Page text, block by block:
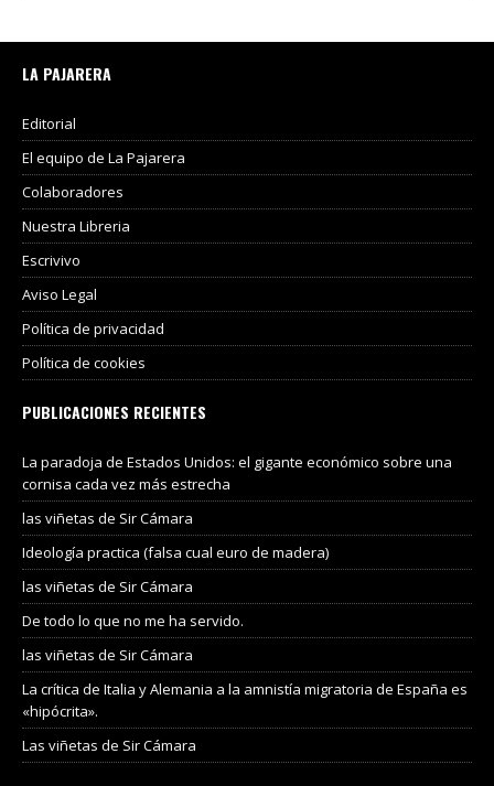
LA PAJARERA
Editorial
El equipo de La Pajarera
Colaboradores
Nuestra Libreria
Escrivivo
Aviso Legal
Política de privacidad
Política de cookies
PUBLICACIONES RECIENTES
La paradoja de Estados Unidos: el gigante económico sobre una
cornisa cada vez más estrecha
las viñetas de Sir Cámara
Ideología practica (falsa cual euro de madera)
las viñetas de Sir Cámara
De todo lo que no me ha servido.
las viñetas de Sir Cámara
La crítica de Italia y Alemania a la amnistía migratoria de España es
«hipócrita».
Las viñetas de Sir Cámara